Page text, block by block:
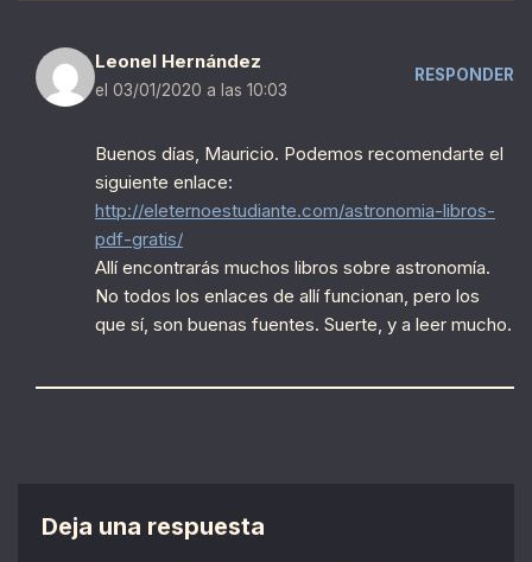
Leonel Hernández
el 03/01/2020 a las 10:03
RESPONDER
Buenos días, Mauricio. Podemos recomendarte el
siguiente enlace:
http://eleternoestudiante.com/astronomia-libros-
pdf-gratis/
Allí encontrarás muchos libros sobre astronomía.
No todos los enlaces de allí funcionan, pero los
que sí, son buenas fuentes. Suerte, y a leer mucho.
Deja una respuesta